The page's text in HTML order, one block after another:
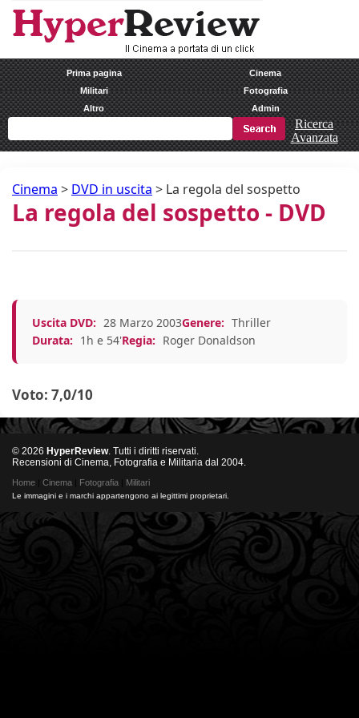
Prima pagina
Cinema
Militari
Fotografia
Altro
Admin
Ricerca
Avanzata
Cinema > DVD in uscita > La regola del sospetto
La regola del sospetto - DVD
Uscita DVD: 28 Marzo 2003Genere: Thriller
Durata: 1h e 54'Regia: Roger Donaldson
Voto: 7,0/10
© 2026 HyperReview. Tutti i diritti riservati.
Recensioni di Cinema, Fotografia e Militaria dal 2004.
Home Cinema Fotografia Militari
Le immagini e i marchi appartengono ai legittimi proprietari.